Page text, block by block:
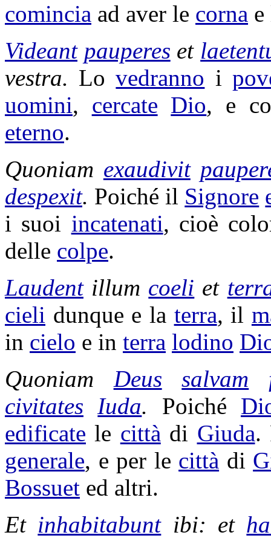
comincia ad aver le corna
Videant pauperes et
vestra. Lovedranno i
uomini, cercate Dio, e
eterno.
Quoniam exaudivit
despexit. Poiché il Signore
i suoi incatenati, cioè
delle colpe.
Laudentillum coeli et
cieli dunque e la terra, il
in cielo e in terra lodino
Quoniam Deus salvam
civitates Iuda. Poiché
edificate le città di Giuda.
generale, e per le città di
Bossuet ed altri.
Et inhabitabuntibi: et